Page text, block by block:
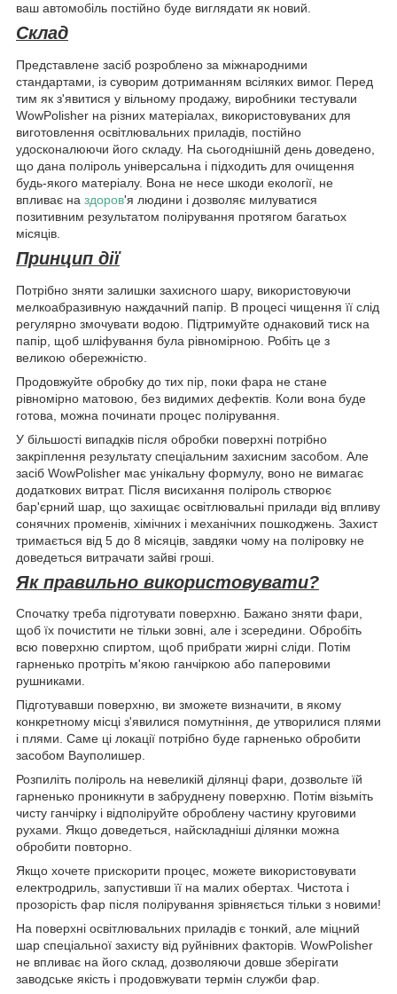
ваш автомобіль постійно буде виглядати як новий.
Склад
Представлене засіб розроблено за міжнародними
стандартами, із суворим дотриманням всіляких вимог. Перед
тим як з'явитися у вільному продажу, виробники тестували
WowPolisher на різних матеріалах, використовуваних для
виготовлення освітлювальних приладів, постійно
удосконалюючи його складу. На сьогоднішній день доведено,
що дана поліроль універсальна і підходить для очищення
будь-якого матеріалу. Вона не несе шкоди екології, не
впливає на здоров'я людини і дозволяє милуватися
позитивним результатом полірування протягом багатьох
місяців.
Принцип дії
Потрібно зняти залишки захисного шару, використовуючи
мелкоабразивную наждачний папір. В процесі чищення її слід
регулярно змочувати водою. Підтримуйте однаковий тиск на
папір, щоб шліфування була рівномірною. Робіть це з
великою обережністю.
Продовжуйте обробку до тих пір, поки фара не стане
рівномірно матовою, без видимих дефектів. Коли вона буде
готова, можна починати процес полірування.
У більшості випадків після обробки поверхні потрібно
закріплення результату спеціальним захисним засобом. Але
засіб WowPolisher має унікальну формулу, воно не вимагає
додаткових витрат. Після висихання поліроль створює
бар'єрний шар, що захищає освітлювальні прилади від впливу
сонячних променів, хімічних і механічних пошкоджень. Захист
тримається від 5 до 8 місяців, завдяки чому на поліровку не
доведеться витрачати зайві гроші.
Як правильно використовувати?
Спочатку треба підготувати поверхню. Бажано зняти фари,
щоб їх почистити не тільки зовні, але і зсередини. Обробіть
всю поверхню спиртом, щоб прибрати жирні сліди. Потім
гарненько протріть м'якою ганчіркою або паперовими
рушниками.
Підготувавши поверхню, ви зможете визначити, в якому
конкретному місці з'явилися помутніння, де утворилися плями
і плями. Саме ці локації потрібно буде гарненько обробити
засобом Вауполишер.
Розпиліть поліроль на невеликій ділянці фари, дозвольте їй
гарненько проникнути в забруднену поверхню. Потім візьміть
чисту ганчірку і відполіруйте оброблену частину круговими
рухами. Якщо доведеться, найскладніші ділянки можна
обробити повторно.
Якщо хочете прискорити процес, можете використовувати
електродриль, запустивши її на малих обертах. Чистота і
прозорість фар після полірування зрівняється тільки з новими!
На поверхні освітлювальних приладів є тонкий, але міцний
шар спеціальної захисту від руйнівних факторів. WowPolisher
не впливає на його склад, дозволяючи довше зберігати
заводське якість і продовжувати термін служби фар.